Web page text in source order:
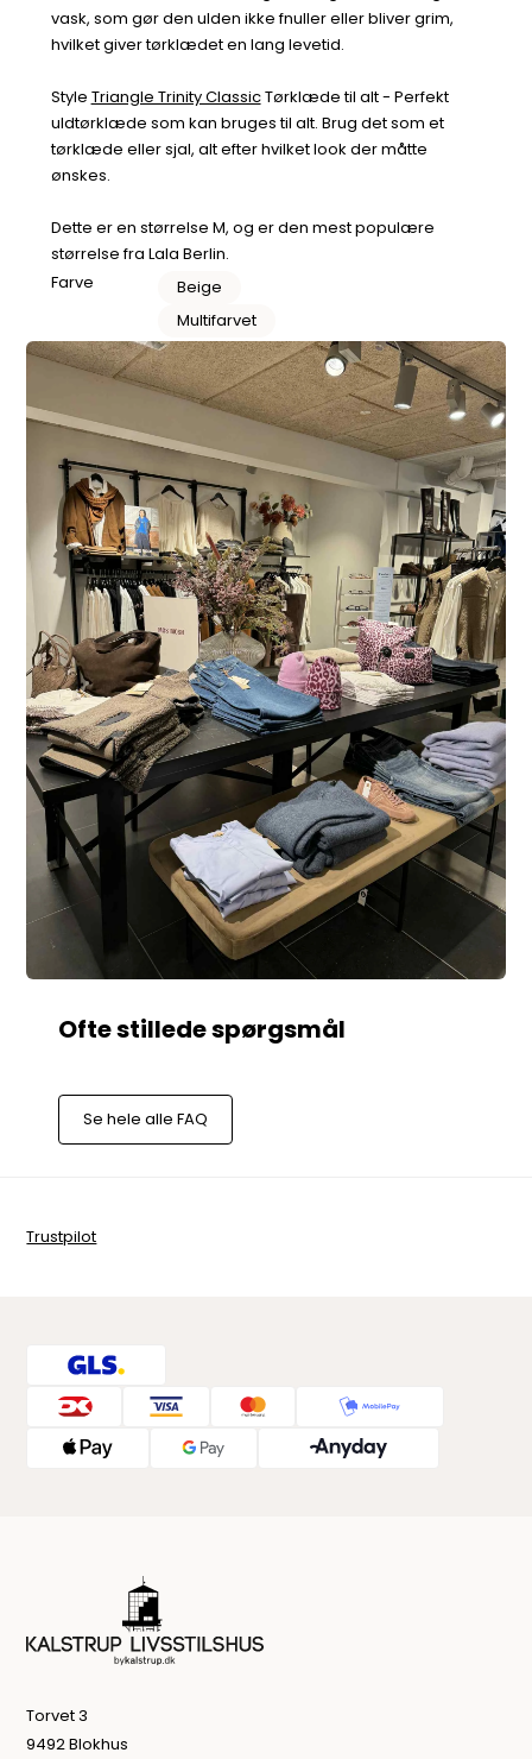
vask, som gør den ulden ikke fnuller eller bliver grim,
hvilket giver tørklædet en lang levetid.
Style Triangle Trinity ClassicTørklæde til alt - Perfekt
uldtørklæde som kan bruges til alt. Brug det som et
tørklæde eller sjal, alt efter hvilket look der måtte
ønskes.
Dette er en størrelse M, og er den mest populære
størrelse fra Lala Berlin.
Farve
Beige
Multifarvet
Se hele alle FAQ
Trustpilot
Torvet 3
9492 Blokhus